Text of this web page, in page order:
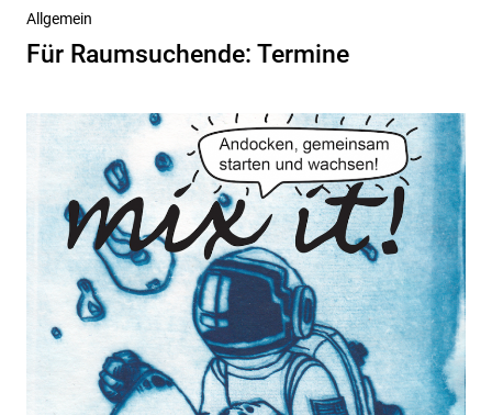
Vorheriger
Beitrag
Allgemein
Für Raumsuchende: Termine